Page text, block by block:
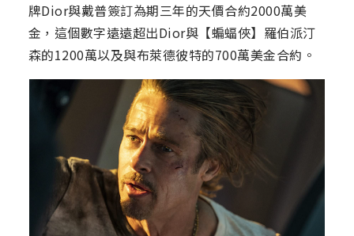
牌Dior與戴普簽訂為期三年的天價合約2000萬美
金，這個數字遠遠超出Dior與【蝙蝠俠】羅伯派汀
森的1200萬以及與布萊德彼特的700萬美金合約。